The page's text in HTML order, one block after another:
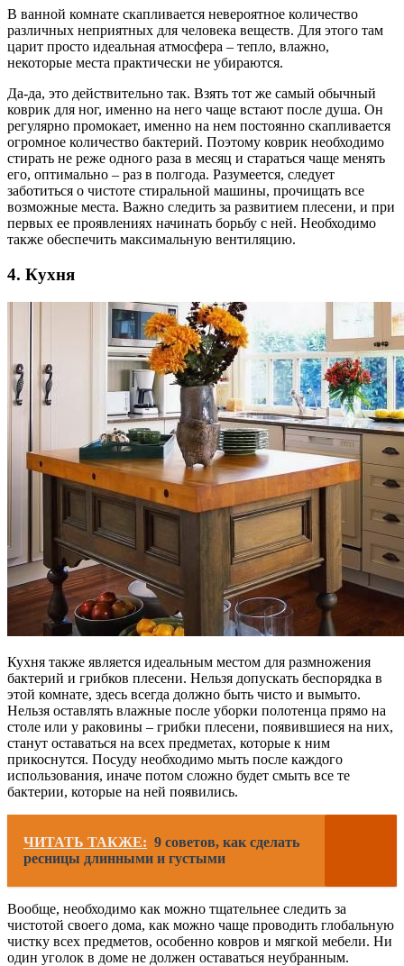
В ванной комнате скапливается невероятное количество
различных неприятных для человека веществ. Для этого там
царит просто идеальная атмосфера – тепло, влажно,
некоторые места практически не убираются.
Да-да, это действительно так. Взять тот же самый обычный
коврик для ног, именно на него чаще встают после душа. Он
регулярно промокает, именно на нем постоянно скапливается
огромное количество бактерий. Поэтому коврик необходимо
стирать не реже одного раза в месяц и стараться чаще менять
его, оптимально – раз в полгода. Разумеется, следует
заботиться о чистоте стиральной машины, прочищать все
возможные места. Важно следить за развитием плесени, и при
первых ее проявлениях начинать борьбу с ней. Необходимо
также обеспечить максимальную вентиляцию.
4. Кухня
Кухня также является идеальным местом для размножения
бактерий и грибков плесени. Нельзя допускать беспорядка в
этой комнате, здесь всегда должно быть чисто и вымыто.
Нельзя оставлять влажные после уборки полотенца прямо на
столе или у раковины – грибки плесени, появившиеся на них,
станут оставаться на всех предметах, которые к ним
прикоснутся. Посуду необходимо мыть после каждого
использования, иначе потом сложно будет смыть все те
бактерии, которые на ней появились.
ЧИТАТЬ ТАКЖЕ: 9 советов, как сделать
ресницы длинными и густыми
Вообще, необходимо как можно тщательнее следить за
чистотой своего дома, как можно чаще проводить глобальную
чистку всех предметов, особенно ковров и мягкой мебели. Ни
один уголок в доме не должен оставаться неубранным.